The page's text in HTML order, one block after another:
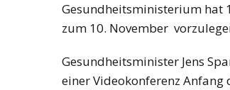
Gesundheitsministerium hat
zum 10. November
Gesundheitsminister Jens
einer Videokonferenz Anfang